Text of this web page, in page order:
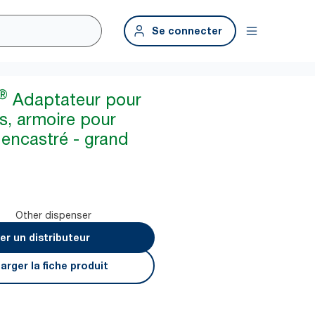
Se connecter
Adaptateur pour
armoire pour
- grand
Other dispenser
un distributeur
la fiche produit